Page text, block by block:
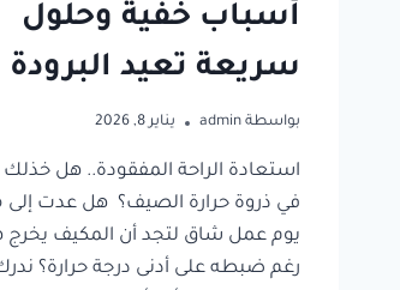
أسباب خفية وحلول
سريعة تعيد البرودة
بواسطة admin يناير 8, 2026
استعادة الراحة المفقودة.. هل
في ذروة حرارة الصيف؟ هل عدت إلى
يوم عمل شاق لتجد أن المكيف يخرج
رغم ضبطه على أدنى درجة حرارة؟